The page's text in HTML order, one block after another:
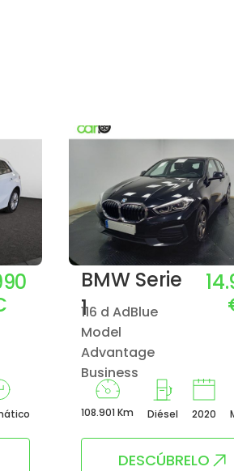
BMW Serie
1
116 d AdBlue
Model
Advantage
Business
108.901 Km Diésel 2020
DESCÚBRELO